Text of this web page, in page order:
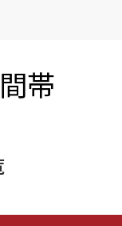
帯